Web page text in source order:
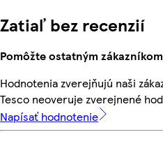
Zatiaľ bez recenzií
Pomôžte ostatným zákazníkom
Hodnotenia zverejňujú naši
Tesco neoveruje zverejnené
Napísať hodnotenie